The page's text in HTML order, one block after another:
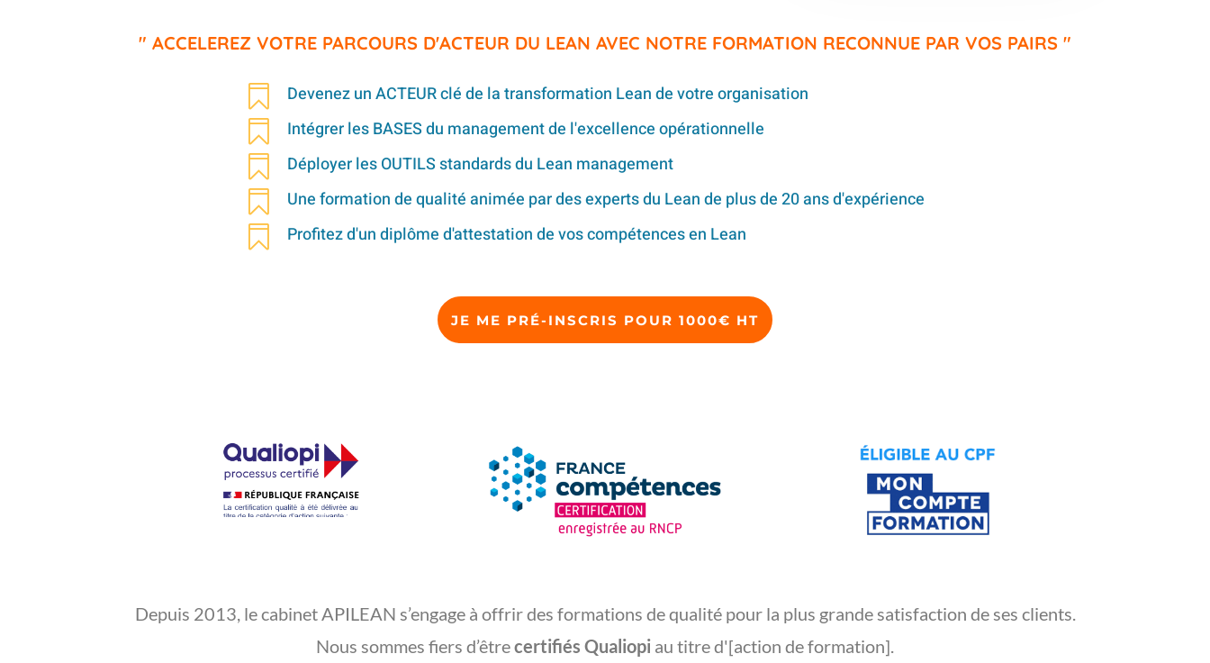
" ACCELEREZ VOTRE PARCOURS D'ACTEUR DU LEAN AVEC NOTRE FORMATION RECONNUE PAR VOS PAIRS "
 Devenez un ACTEUR clé de la transformation Lean de votre organisation
 Intégrer les BASES du management de l'excellence opérationnelle
 Déployer les OUTILS standards du Lean management
 Une formation de qualité animée par des experts du Lean de plus de 20 ans d'expérience
 Profitez d'un diplôme d'attestation de vos compétences en Lean
JE ME PRÉ-INSCRIS POUR 1000€ HT
Depuis 2013, le cabinet APILEAN s’engage à offrir des formations de qualité pour la plus grande satisfaction de ses clients.
Nous sommes fiers d’êtrecertifiés Qualiopi au titre d'[action de formation].